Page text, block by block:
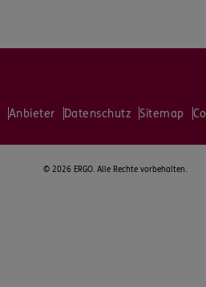
Anbieter Datenschutz Sitemap
© 2026 ERGO. Alle Rechte vorbehalten.